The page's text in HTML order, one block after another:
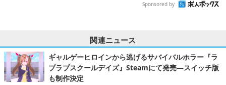
Sponsored by
関連ニュース
ギャルゲーヒロインから逃げるサバイバルホラー『ラ
ブラブスクールデイズ』Steamにて発売―スイッチ版
も制作決定